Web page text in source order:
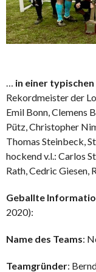
… in einer typischen
Rekordmeister der
Emil Bonn, Clemens
Pütz, Christopher
Thomas Steinbeck,
hockend v.l.: Carlos
Rath, Cedric Giesen,
Geballte
2020):
Name des Teams:
Teamgründer: